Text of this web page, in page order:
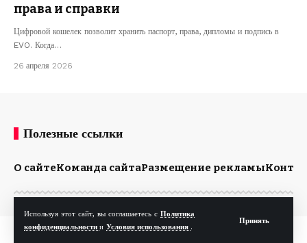
Используя этот сайт, вы соглашаетесь с Политика
конфиденциальности и Условия использования .
Принять
права и справки
Цифровой кошелек позволит хранить паспорт, права, дипломы и подпись в
EVO. Когда…
26 апреля 2026
Полезные ссылки
О сайтеКоманда сайтаРазмещение рекламы
© Kp.md. Все права защищены.